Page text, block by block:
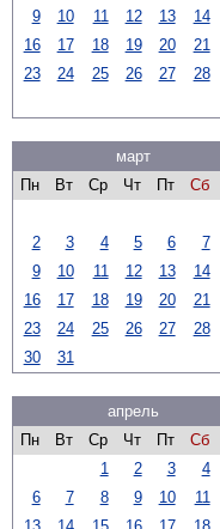
9
10 11 12 13 14
16
17 18 19 20 21
23
24 25 26 27 28
март
Пн
Вт Ср Чт Пт Сб
2
3 4 5 6 7
9
10 11 12 13 14
16
17 18 19 20 21
23
24 25 26 27 28
30
31
апрель
Пн
Вт Ср Чт Пт Сб
1
2 3 4
6
7 8 9 10 11